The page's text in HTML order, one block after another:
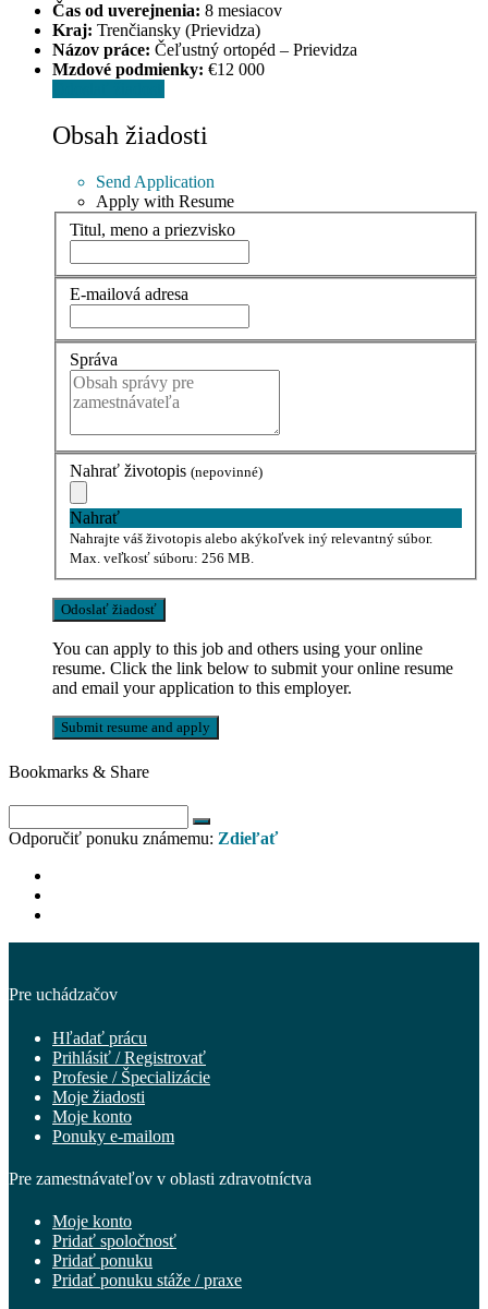
Čas od uverejnenia: 8 mesiacov
Kraj: Trenčiansky (Prievidza)
Názov práce: Čeľustný ortopéd – Prievidza
Mzdové podmienky: €12 000
Obsah žiadosti
Send Application
Apply with Resume
Titul, meno a priezvisko
E-mailová adresa
Správa
Nahrať životopis (nepovinné)
Nahrať
Nahrajte váš životopis alebo akýkoľvek iný relevantný súbor.
Max. veľkosť súboru: 256 MB.
You can apply to this job and others using your online
resume. Click the link below to submit your online resume
and email your application to this employer.
Bookmarks & Share
Odporučiť ponuku známemu: Zdieľať
Pre uchádzačov
Hľadať prácu
Prihlásiť / Registrovať
Profesie / Špecializácie
Moje žiadosti
Moje konto
Ponuky e-mailom
Pre zamestnávateľov v oblasti zdravotníctva
Moje konto
Pridať spoločnosť
Pridať ponuku
Pridať ponuku stáže / praxe